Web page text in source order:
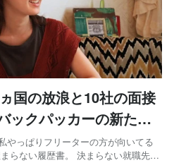
国の放浪と10社の面接
ックパッカーの新たな
やっぱりフリーターの方が向いてる